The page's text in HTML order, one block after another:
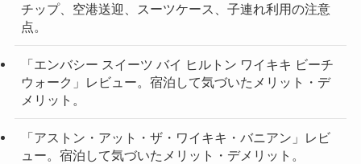
チップ、空港送迎、スーツケース、子連れ利用の注意
点。
「エンバシー スイーツ バイ ヒルトン ワイキキ ビーチ
ウォーク」レビュー。宿泊して気づいたメリット・デ
メリット。
「アストン・アット・ザ・ワイキキ・バニアン」レビ
ュー。宿泊して気づいたメリット・デメリット。